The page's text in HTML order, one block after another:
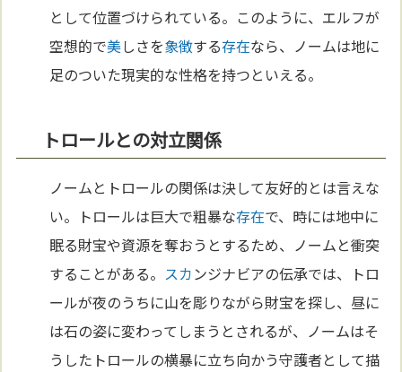
として位置づけられている。このように、エルフが
空想的で美しさを象徴する存在なら、ノームは地に
足のついた現実的な性格を持つといえる。
トロールとの対立関係
ノームとトロールの関係は決して友好的とは言えな
い。トロールは巨大で粗暴な存在で、時には地中に
眠る財宝や資源を奪おうとするため、ノームと衝突
することがある。 スカンジナビアの伝承では、トロ
ールが夜のうちに山を彫りながら財宝を探し、昼に
は石の姿に変わってしまうとされるが、ノームはそ
うしたトロールの横暴に立ち向かう守護者として描